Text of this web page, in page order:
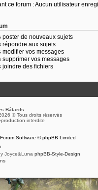
ce forum : Aucun utilisateur
poster de nouveaux sujets
répondre aux sujets
modifier vos messages
supprimer vos messages
joindre des fichiers
Bâtards
© Tous droits réservés
interdite
Software © phpBB Limited
Joyce&Luna phpBB-Style-Design